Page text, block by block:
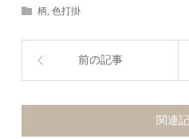
柄 ,色打掛
前の記事
関連